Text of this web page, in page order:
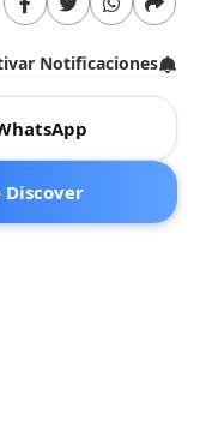
Notificaciones
Discover